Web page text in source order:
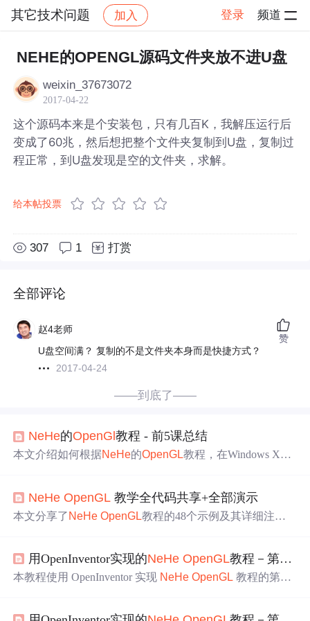
其它技术问题 加入 登录 频道
社区 其它技术问题 帖子详情
NEHE的OPENGL源码文件夹放不进U盘
weixin_37673072
2017-04-22
这个源码本来是个安装包，只有几百K，我解压运行后
变成了60兆，然后想把整个文件夹复制到U盘，复制过
程正常，到U盘发现是空的文件夹，求解。
给本帖投票
307 1 打赏
全部评论
赵4老师
U盘空间满？ 复制的不是文件夹本身而是快捷方式？
2017-04-24
赞
——到底了——
NeHe的OpenGl教程 - 前5课总结
本文介绍如何根据NeHe的OpenGL教程，在Windows XP +
NeHe OpenGL 教学全代码共享+全部演示
本文分享了 NeHe OpenGL教程的48个示例及其详细注
用OpenInventor实现的NeHe OpenGL教程－第十课
本教程使用 OpenInventor 实现 NeHe OpenGL 教程的第十